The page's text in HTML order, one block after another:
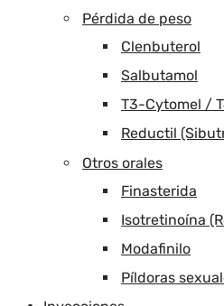
Pérdida de peso
Clenbuterol
Salbutamol
T3-Cytomel /
Reductil
Otros orales
Finasterida
Isotretinoína
Modafinilo
Píldoras